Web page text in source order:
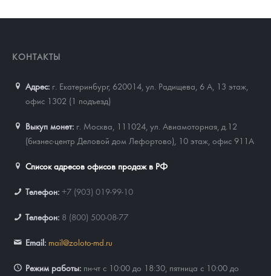
КОНТАКТЫ
Адрес: г. Екатеринбург, 620014 ул. Радищева, 6 А, 13 этаж,
офис 1302 (1 подъезд)
Выкуп монет: г. Москва, 111024, ул. Авиамоторная, д.12
(бизнес-центр Деловой дом Лефортово), 10 этаж, офис 911А
Список адресов офисов продаж в РФ
Телефон: +7 (903) 019-99-10
Телефон: 8 (800) 500-08-77
Email: mail@zoloto-md.ru
Режим работы: пн-чт с 10:00 до 18:30, пятница с 10:00 до